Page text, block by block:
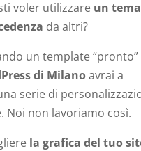
voler utilizzare un
da altri?
un template “pronto”
di Milanoavrai a
serie di
Noi non lavoriamo così.
la grafica del tuo